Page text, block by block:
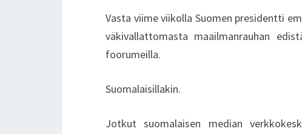
Vasta viime viikolla Suomen presidentti
väkivallattomasta maailmanrauhan
foorumeilla.
Suomalaisillakin.
Jotkut suomalaisen median